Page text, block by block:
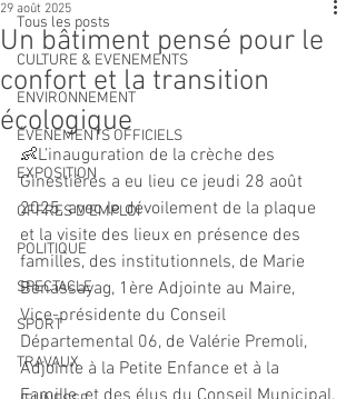
Tous les posts
CULTURE & EVENEMENTS
ENVIRONNEMENT
ÉVÉNEMENTS OFFICIELS
EXPOSITION
OFFRES D'EMPLOI
POLITIQUE
SPECTACLE
SPORT
TRAVAUX
Un bâtiment pensé pour le
confort et la transition
écologique
29 août 2025
👶L’inauguration de la crèche des
Ginestières a eu lieu ce jeudi 28 août
2025, avec le dévoilement de la plaque
et la visite des lieux en présence des
familles, des institutionnels, de Marie
Benassayag, 1ère Adjointe au Maire,
Vice-présidente du Conseil
Départemental 06, de Valérie Premoli,
Adjointe à la Petite Enfance et à la